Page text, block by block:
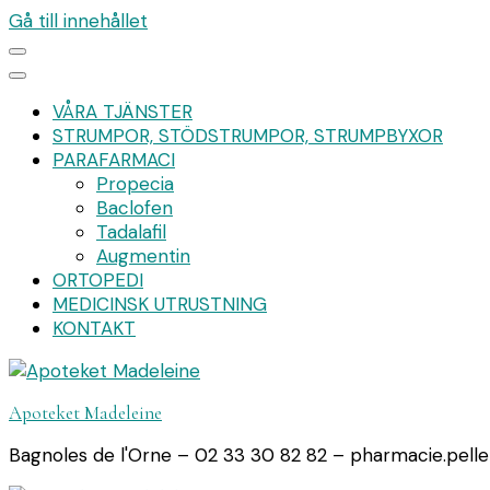
Gå till innehållet
VÅRA TJÄNSTER
STRUMPOR, STÖDSTRUMPOR, STRUMPBYXOR
PARAFARMACI
Propecia
Baclofen
Tadalafil
Augmentin
ORTOPEDI
MEDICINSK UTRUSTNING
KONTAKT
Apoteket Madeleine
Bagnoles de l'Orne – 02 33 30 82 82 –